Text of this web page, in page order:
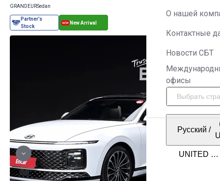
О нашей
Контактные
Новости СБТ
офисы
Русский /
GRANDEURSedan